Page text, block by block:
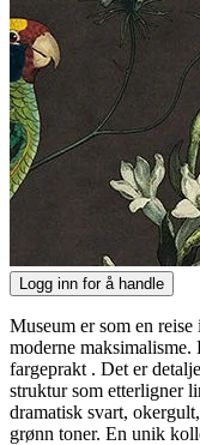
Logg inn for å handle
Museum er som en
moderne
fargeprakt . Det er
struktur som etterligner
dramatisk svart,
grønn toner. En unik